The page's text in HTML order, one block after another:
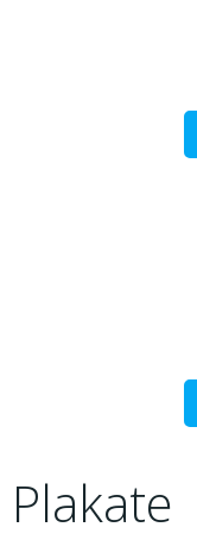
Plakate